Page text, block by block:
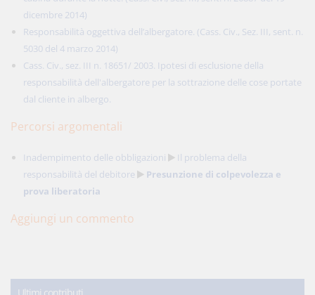
dicembre 2014)
Responsabilità oggettiva dell’albergatore. (Cass. Civ., Sez. III, sent. n.
5030 del 4 marzo 2014)
Cass. Civ., sez. III n. 18651/ 2003. Ipotesi di esclusione della
responsabilità dell'albergatore per la sottrazione delle cose portate
dal cliente in albergo.
Percorsi argomentali
Inadempimento delle obbligazioni
Il problema della
responsabilità del debitore
Presunzione di colpevolezza e
prova liberatoria
Aggiungi un commento